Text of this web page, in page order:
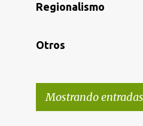
Regionalismo
Otros
Mostrando